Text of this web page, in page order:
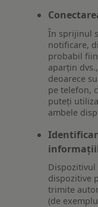
În sprijinul
notificare,
probabil
aparțin
deoarece
pe telefon,
puteți
ambele
dispozitive
trimite
(de